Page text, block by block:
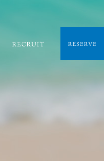
RECRUIT RESERVE